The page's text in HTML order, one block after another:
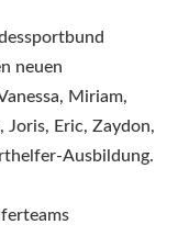
neuen
Miriam,
Joris, Eric, Zaydon,
Ausbildung.